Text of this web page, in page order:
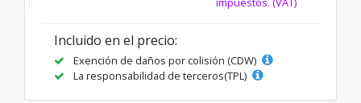
Incluido en el precio:
Exención de daños por colisión (CDW)
La responsabilidad de terceros(TPL)